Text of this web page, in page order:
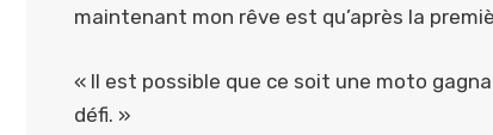
maintenant mon rêve est qu’après la
« Il est possible que ce soit une moto
défi. »